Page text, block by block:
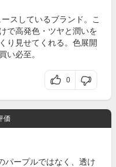
スしているブランド。こ
で高発色・ツヤと潤いを
り見せてくれる。色展開
い必至。
0
価
パープルではなく、透け